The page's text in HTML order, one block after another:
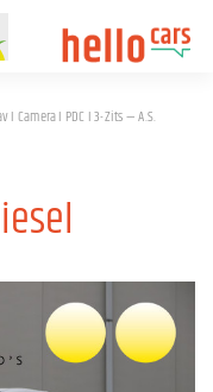
I Camera I PDC I 3-Zits — A.S.